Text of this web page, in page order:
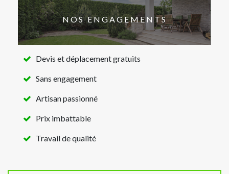
NOS ENGAGEMENTS
Devis et déplacement gratuits
Sans engagement
Artisan passionné
Prix imbattable
Travail de qualité